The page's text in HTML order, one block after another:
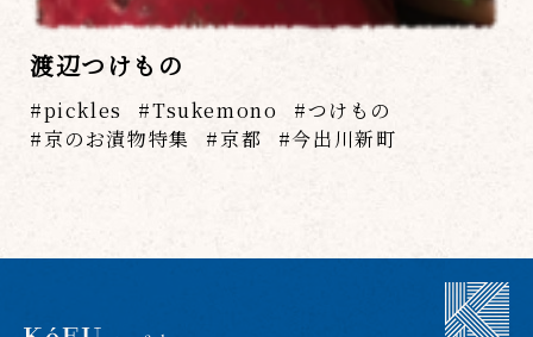
渡辺つけもの
pickles Tsukemono
つけもの
京のお漬物特集
京都 今出川新町